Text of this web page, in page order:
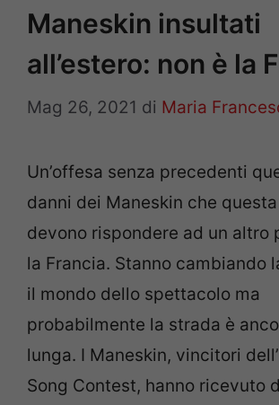
Maneskin insultati
all’estero: non è la
Mag 26, 2021 di Maria
Un’offesa senza precedenti
danni dei Maneskin che
devono rispondere ad un altro
la Francia. Stanno cambiando
il mondo dello spettacolo ma
probabilmente la strada è
lunga. I Maneskin, vincitori
Song Contest, hanno ricevuto